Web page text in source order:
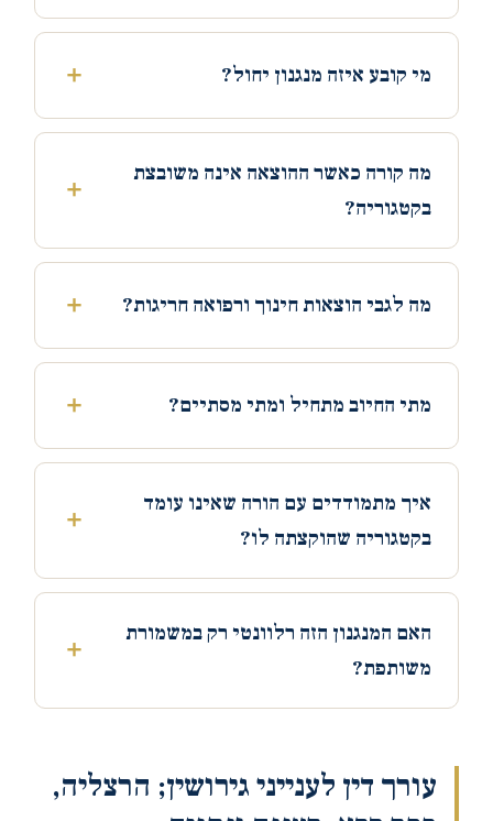
מי קובע איזה מנגנון יחול?
מה קורה כאשר ההוצאה אינה משובצת
בקטגוריה?
מה לגבי הוצאות חינוך ורפואה חריגות?
מתי החיוב מתחיל ומתי מסתיים?
איך מתמודדים עם הורה שאינו עומד
בקטגוריה שהוקצתה לו?
האם המנגנון הזה רלוונטי רק במשמורת
משותפת?
עורך דין לענייני גירושין; הרצליה,